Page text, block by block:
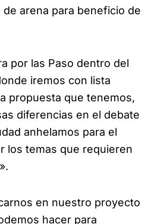
arena para beneficio de
por las Paso dentro del
iremos con lista
propuesta que tenemos,
diferencias en el debate
anhelamos para el
los temas que requieren
en nuestro proyecto
hacer para